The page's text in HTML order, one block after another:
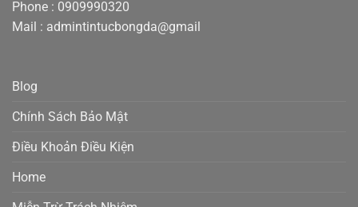
Phone : 0909990320
Mail : admintintucbongda@gmail
Blog
Chính Sách Bảo Mật
Điều Khoản Điều Kiện
Home